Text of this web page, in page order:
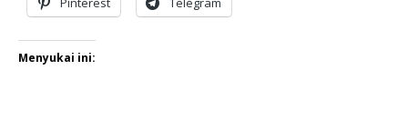
Menyukai ini: